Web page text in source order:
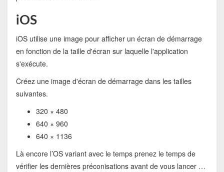
iOS
iOS utilise une image pour afficher un écran de démarrage
en fonction de la taille d'écran sur laquelle l'application
s'exécute.
Créez une image d'écran de démarrage dans les tailles
suivantes.
320 × 480
640 × 960
640 × 1136
Là encore l’OS variant avec le temps prenez le temps de
vérifier les dernières préconisations avant de vous lancer …